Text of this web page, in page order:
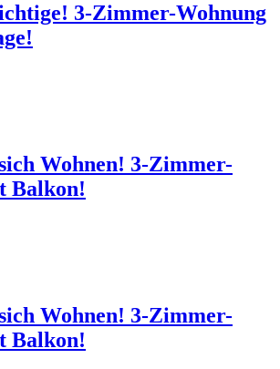
3-Zimmer-Wohnung
Wohnen! 3-Zimmer-
Balkon!
Wohnen! 3-Zimmer-
Balkon!